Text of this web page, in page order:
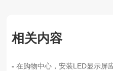
相关内容
在购物中心，安装LED显示屏